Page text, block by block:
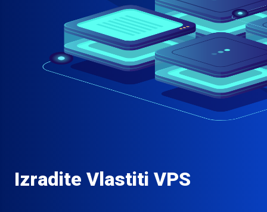
Izradite Vlastiti VPS